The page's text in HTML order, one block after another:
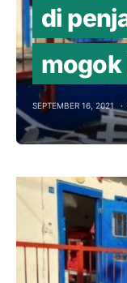
di
mogok
SEPTEMBER 16, 2021